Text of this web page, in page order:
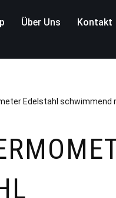
Über Uns Kontakt
Edelstahl schwimmend